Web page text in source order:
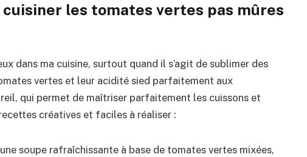
les tomates vertes pas mûres
dans ma cuisine, surtout quand il s’agit de sublimer des
vertes et leur acidité sied parfaitement aux
qui permet de maîtriser parfaitement les cuissons et
créatives et faciles à réaliser :
soupe rafraîchissante à base de tomates vertes mixées,